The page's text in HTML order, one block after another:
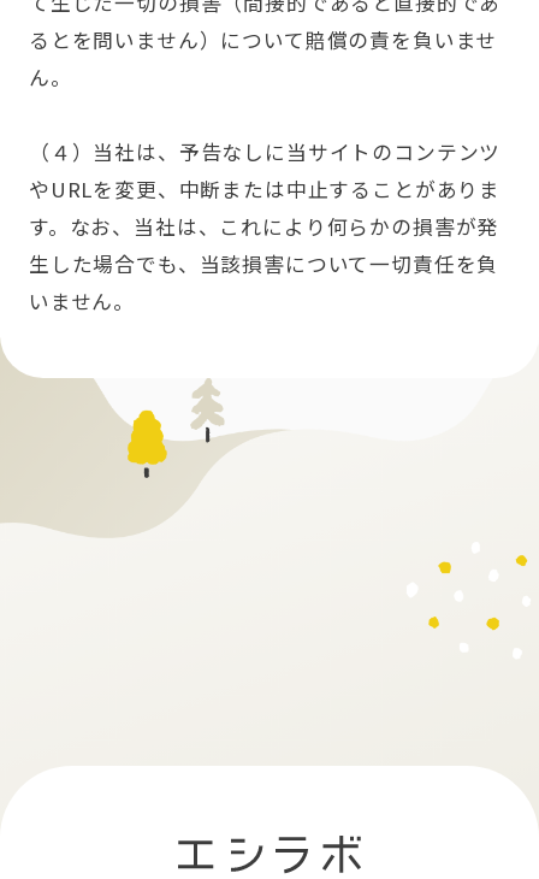
るとを問いません）について賠償の責を負いませ
ん。
（４）当社は、予告なしに当サイトのコンテンツ
やURLを変更、中断または中止することがありま
す。なお、当社は、これにより何らかの損害が発
生した場合でも、当該損害について一切責任を負
いません。